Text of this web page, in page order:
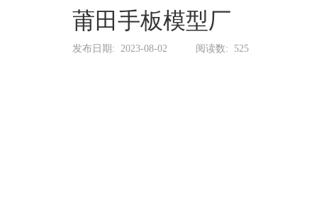
莆田手板模型厂
发布日期: 2023-08-02 阅读数: 525